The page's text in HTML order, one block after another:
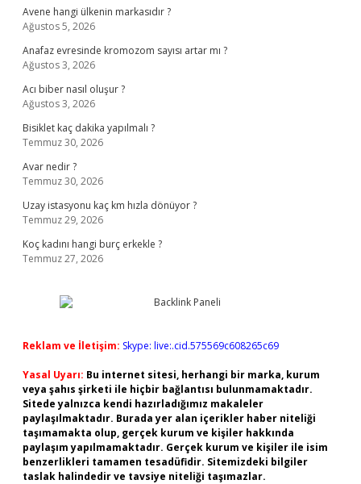
Avene hangi ülkenin markasıdır ?
Ağustos 5, 2026
Anafaz evresinde kromozom sayısı artar mı ?
Ağustos 3, 2026
Acı biber nasıl oluşur ?
Ağustos 3, 2026
Bisiklet kaç dakika yapılmalı ?
Temmuz 30, 2026
Avar nedir ?
Temmuz 30, 2026
Uzay istasyonu kaç km hızla dönüyor ?
Temmuz 29, 2026
Koç kadını hangi burç erkekle ?
Temmuz 27, 2026
Reklam ve İletişim: Skype: live:.cid.575569c608265c69
Yasal Uyarı: Bu internet sitesi, herhangi bir marka, kurum
veya şahıs şirketi ile hiçbir bağlantısı bulunmamaktadır.
Sitede yalnızca kendi hazırladığımız makaleler
paylaşılmaktadır. Burada yer alan içerikler haber niteliği
taşımamakta olup, gerçek kurum ve kişiler hakkında
paylaşım yapılmamaktadır. Gerçek kurum ve kişiler ile isim
benzerlikleri tamamen tesadüfidir. Sitemizdeki bilgiler
taslak halindedir ve tavsiye niteliği taşımazlar.